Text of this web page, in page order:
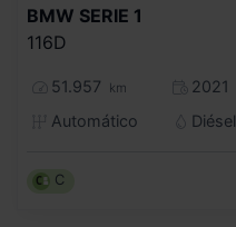
BMW SERIE 1
116D
51.957 km
2021
Automático
Diésel
C